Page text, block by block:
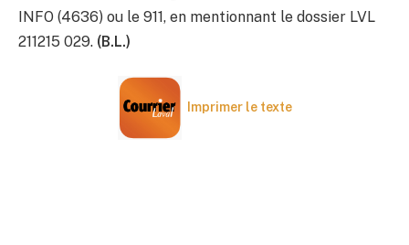
INFO (4636) ou le 911, en mentionnant le dossier LVL
211215 029. (B.L.)
Imprimer le texte